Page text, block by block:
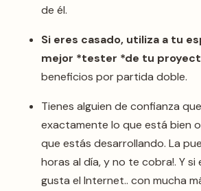
de él.
Si eres casado, utiliza a tu
mejor *tester *de tu
beneficios por partida doble.
Tienes alguien de confianza
exactamente lo que está bien
que estás desarrollando. La
horas al día, y no te cobra!. Y si
gusta el Internet.. con mucha